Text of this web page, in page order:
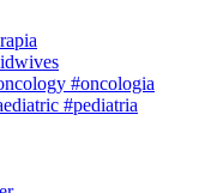
#oncologia
#pediatria